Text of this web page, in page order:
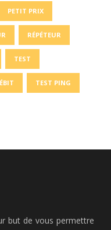
PETIT PRIX
RÉPÉTEUR
TEST
TEST PING
but de vous permettre